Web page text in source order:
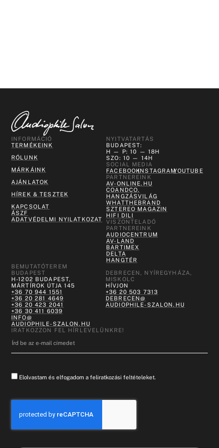
INFORMÁCIÓ
TERMÉKEINK
RÓLUNK
MÁRKÁINK
AJÁNLATOK
HÍREK & TESZTEK
KAPCSOLAT
ÁSZF
ADATVÉDELMI NYILATKOZAT
NYITVATARTÁS
BUDAPEST:
H — P: 10 — 18H
SZO: 10 — 14H
SOCIAL MEDIA
FACEBOOKINSTAGRAMYOUTUBE
PARTNEREINK
AV-ONLINE.HU
COANDCO.
HANGZÁSVILÁG
WHATTHEBRAND
SZTEREO MAGAZIN
HIFI DILI
VISZONTELADÓ
PARTNEREINK
AUDIOCENTRUM
AV-LAND
BARTIMEX
DELTA
HANGTÉR
BEMUTATÓTEREM
BUDAPEST
H-1202 BUDAPEST,
MÁRTÍROK ÚTJA 145
+36 70 944 1551
+36 20 281 4649
+36 20 423 2041
+36 30 411 6039
INFO@
AUDIOPHILE-SZALON.HU
DEBRECEN, NYÍREGYHÁZA,
MISKOLC
HÍVJON
+36 20 503 7313
DEBRECEN@
AUDIOPHILE-SZALON.HU
IRATKOZZON FEL HÍRLEVELÜNKRE!
Elolvastam és elfogadom a feliratkozási feltételeket.